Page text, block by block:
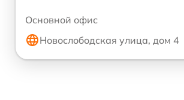
Основной офис
Новослободская улица, дом 4